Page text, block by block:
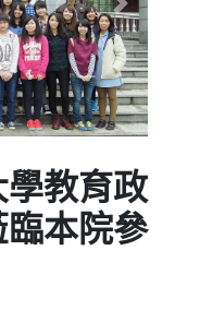
Next
學教育政
本院參